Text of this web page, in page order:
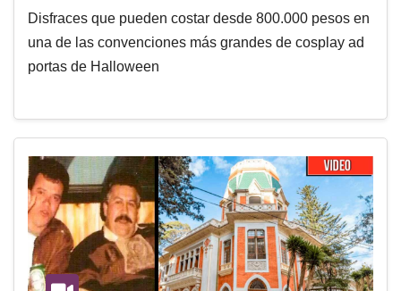
Disfraces que pueden costar desde 800.000 pesos en
una de las convenciones más grandes de cosplay ad
portas de Halloween